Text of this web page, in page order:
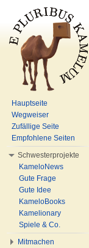
Hauptseite
Wegweiser
Zufällige Seite
Empfohlene Seiten
Schwesterprojekte
KameloNews
Gute Frage
Gute Idee
KameloBooks
Kamelionary
Spiele & Co.
Mitmachen